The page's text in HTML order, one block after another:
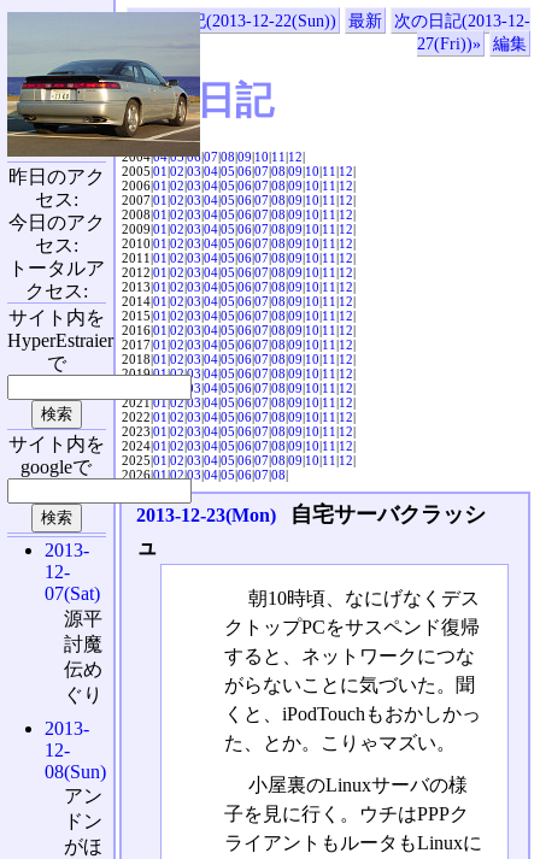
«前の日記(2013-12-22(Sun)) 最新
次の日記(2013-12-
27(Fri))»
編集
SVX日記
2004|04|05|06|07|08|09|10|11|12|
2005|01|02|03|04|05|06|07|08|09|10|11|12|
2006|01|02|03|04|05|06|07|08|09|10|11|12|
2007|01|02|03|04|05|06|07|08|09|10|11|12|
2008|01|02|03|04|05|06|07|08|09|10|11|12|
2009|01|02|03|04|05|06|07|08|09|10|11|12|
2010|01|02|03|04|05|06|07|08|09|10|11|12|
2011|01|02|03|04|05|06|07|08|09|10|11|12|
2012|01|02|03|04|05|06|07|08|09|10|11|12|
2013|01|02|03|04|05|06|07|08|09|10|11|12|
2014|01|02|03|04|05|06|07|08|09|10|11|12|
2015|01|02|03|04|05|06|07|08|09|10|11|12|
2016|01|02|03|04|05|06|07|08|09|10|11|12|
2017|01|02|03|04|05|06|07|08|09|10|11|12|
2018|01|02|03|04|05|06|07|08|09|10|11|12|
2019|01|02|03|04|05|06|07|08|09|10|11|12|
03|04|05|06|07|08|09|10|11|12|
2021|01|02|03|04|05|06|07|08|09|10|11|12|
2022|01|02|03|04|05|06|07|08|09|10|11|12|
2023|01|02|03|04|05|06|07|08|09|10|11|12|
2024|01|02|03|04|05|06|07|08|09|10|11|12|
2025|01|02|03|04|05|06|07|08|09|10|11|12|
2026|01|02|03|04|05|06|07|08|
2013-12-23(Mon)
自宅サーバクラッシ
ュ
朝10時頃、なにげなくデス
クトップPCをサスペンド復帰
すると、ネットワークにつな
がらないことに気づいた。聞
くと、iPodTouchもおかしかっ
た、とか。こりゃマズい。
小屋裏のLinuxサーバの様
子を見に行く。ウチはPPPク
ライアントもルータもLinuxに
昨日のアク
セス:
今日のアク
セス:
トータルア
クセス:
サイト内を
HyperEstraier
で
サイト内を
googleで
2013-
12-
07(Sat)
源平
討魔
伝め
ぐり
2013-
12-
08(Sun)
アン
ドン
がほ